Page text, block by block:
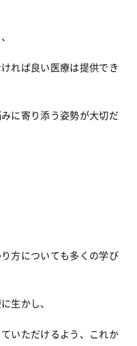
れば良い医療は提供でき
に寄り添う姿勢が大切だ
方についても多くの学び
生かし、
いただけるよう、これか